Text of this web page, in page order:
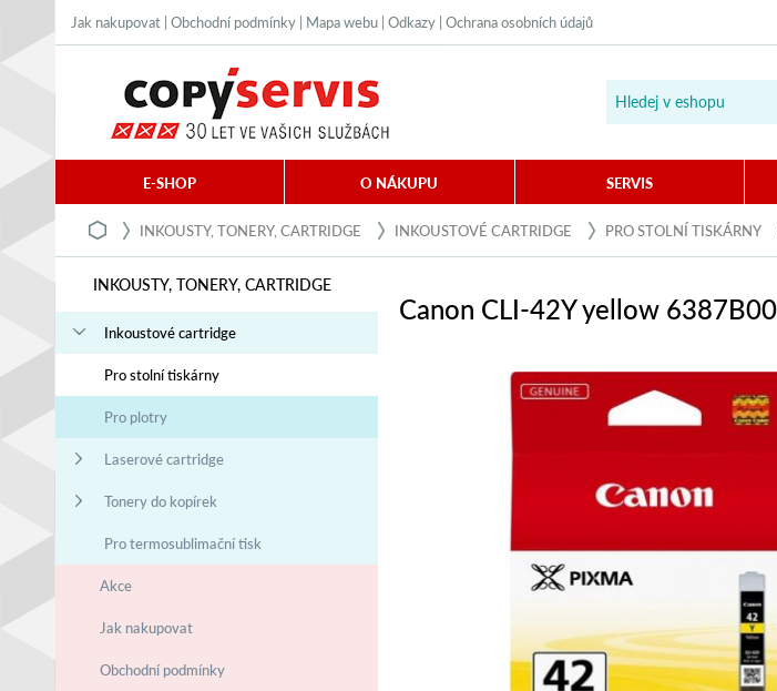
Jak nakupovat Obchodní podmínky Mapa webu Odkazy Ochrana osobních údajů
E-SHOP O NÁKUPU SERVIS
INKOUSTY, TONERY, CARTRIDGE INKOUSTOVÉ CARTRIDGE PRO STOLNÍ TISKÁRNY
INKOUSTY, TONERY, CARTRIDGE
Inkoustové cartridge
Pro stolní tiskárny
Pro plotry
Laserové cartridge
Tonery do kopírek
Pro termosublimační tisk
Akce
Jak nakupovat
Obchodní podmínky
Canon CLI-42Y yellow